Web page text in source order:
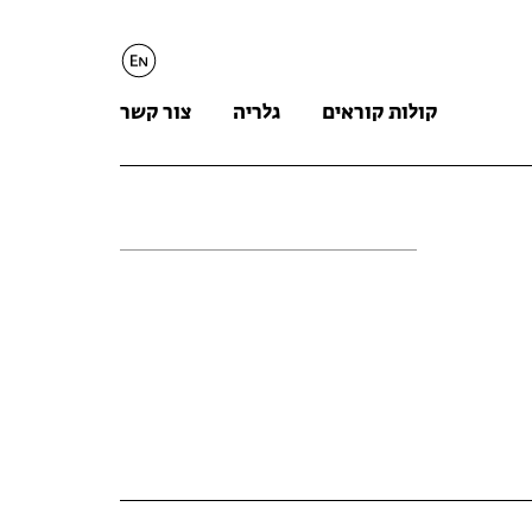
English
צור קשר גלריה קולות קוראים